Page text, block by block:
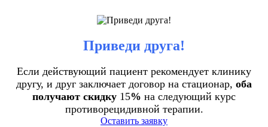
Приведи друга!
Если действующий пациент рекомендует клинику
другу, и друг заключает договор на стационар, оба
получают скидку 15% на следующий курс
противорецидивной терапии.
Оставить заявку